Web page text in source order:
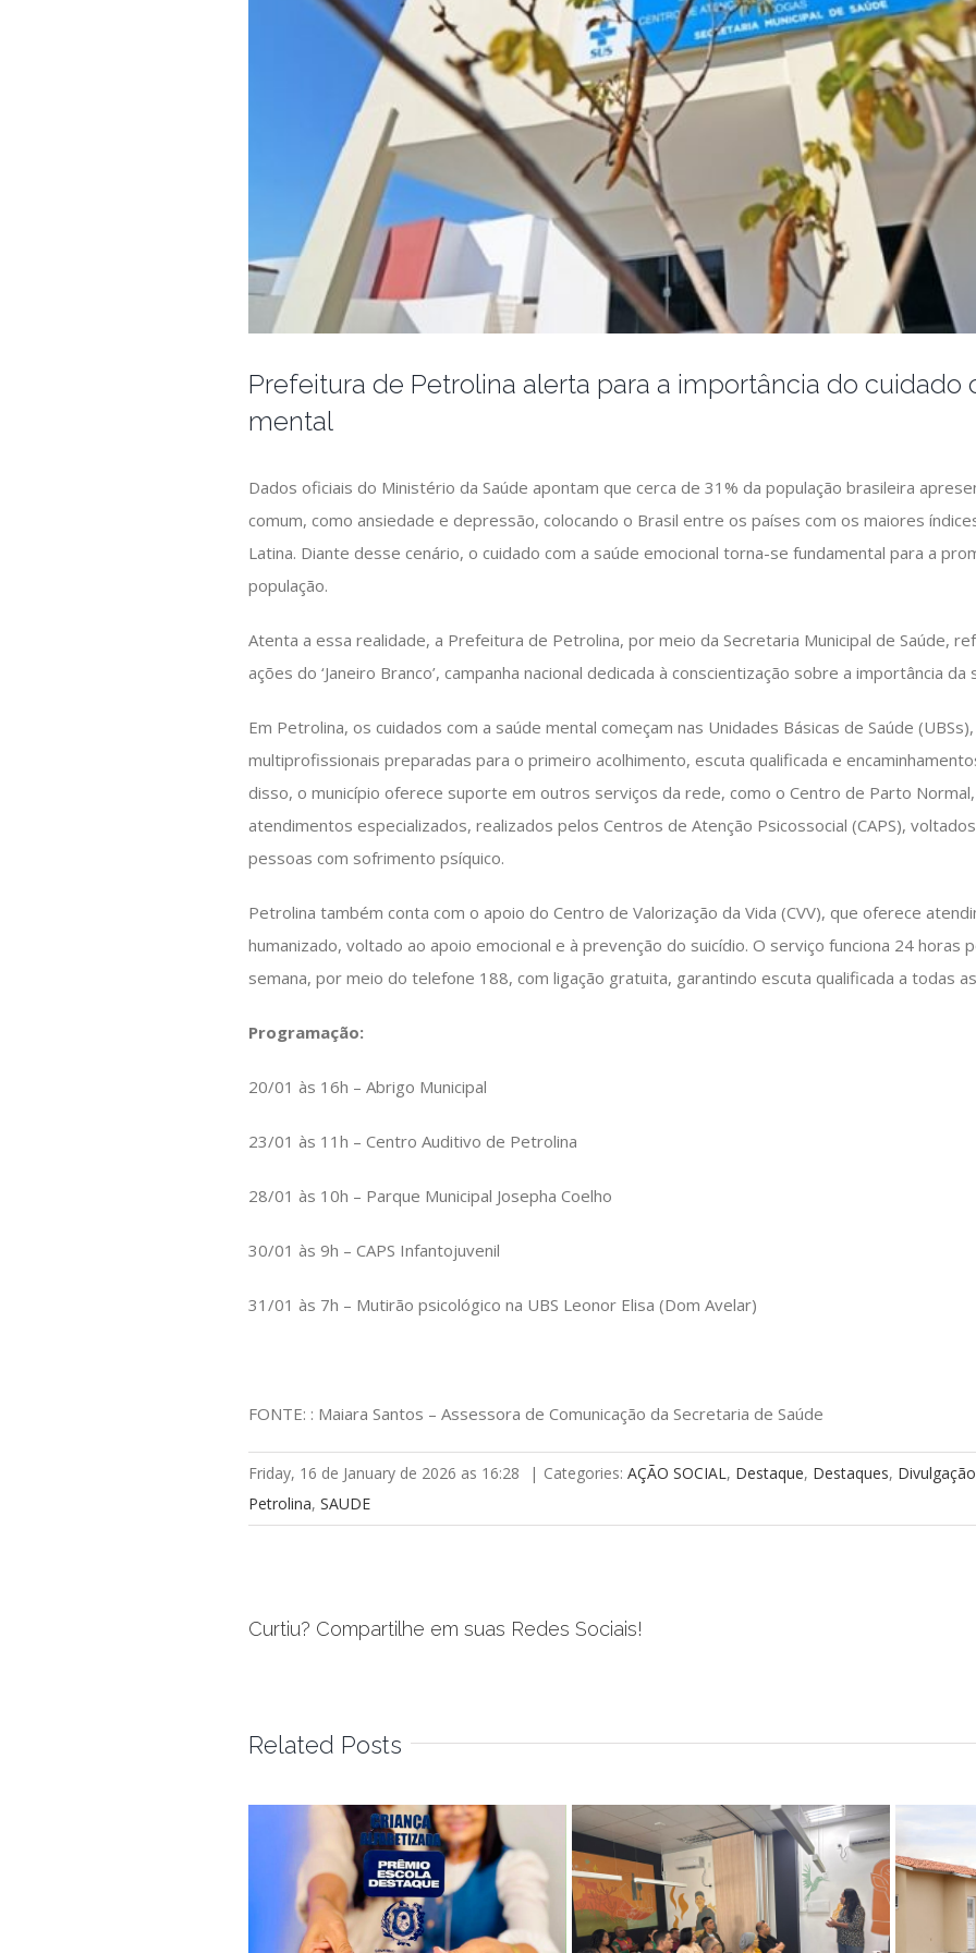
Prefeitura de Petrolina alerta para a importância do cuidado
mental
Dados oficiais do Ministério da Saúde apontam que cerca de 31% da população brasileira
comum, como ansiedade e depressão, colocando o Brasil entre os países com os maiores
Latina. Diante desse cenário, o cuidado com a saúde emocional torna-se fundamental para a
população.
Atenta a essa realidade, a Prefeitura de Petrolina, por meio da Secretaria Municipal de Saúde,
ações do ‘Janeiro Branco’, campanha nacional dedicada à conscientização sobre a importância da
Em Petrolina, os cuidados com a saúde mental começam nas Unidades Básicas de Saúde
multiprofissionais preparadas para o primeiro acolhimento, escuta qualificada e
disso, o município oferece suporte em outros serviços da rede, como o Centro de Parto
atendimentos especializados, realizados pelos Centros de Atenção Psicossocial (CAPS),
pessoas com sofrimento psíquico.
Petrolina também conta com o apoio do Centro de Valorização da Vida (CVV), que oferece
humanizado, voltado ao apoio emocional e à prevenção do suicídio. O serviço funciona 24 horas
semana, por meio do telefone 188, com ligação gratuita, garantindo escuta qualificada a todas
Programação:
20/01 às 16h – Abrigo Municipal
23/01 às 11h – Centro Auditivo de Petrolina
28/01 às 10h – Parque Municipal Josepha Coelho
30/01 às 9h – CAPS Infantojuvenil
31/01 às 7h – Mutirão psicológico na UBS Leonor Elisa (Dom Avelar)
FONTE: : Maiara Santos – Assessora de Comunicação da Secretaria de Saúde
Friday, 16 de January de 2026 as 16:28 | Categories:AÇÃO SOCIAL, Destaque, Destaques, Divulgação
Petrolina,SAUDE
Curtiu? Compartilhe em suas Redes Sociais!
Related Posts